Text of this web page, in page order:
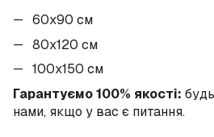
60x90 см
80x120 см
100х150 см
Гарантуємо 100% якості:
нами, якщо у вас є питання.